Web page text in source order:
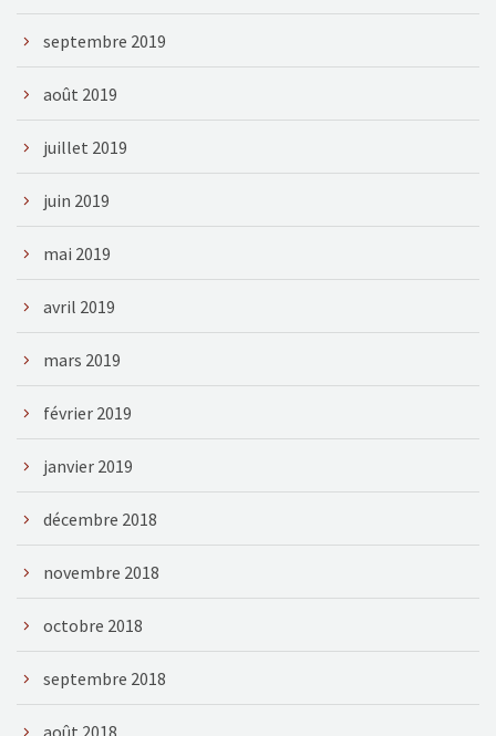
septembre 2019
août 2019
juillet 2019
juin 2019
mai 2019
avril 2019
mars 2019
février 2019
janvier 2019
décembre 2018
novembre 2018
octobre 2018
septembre 2018
août 2018